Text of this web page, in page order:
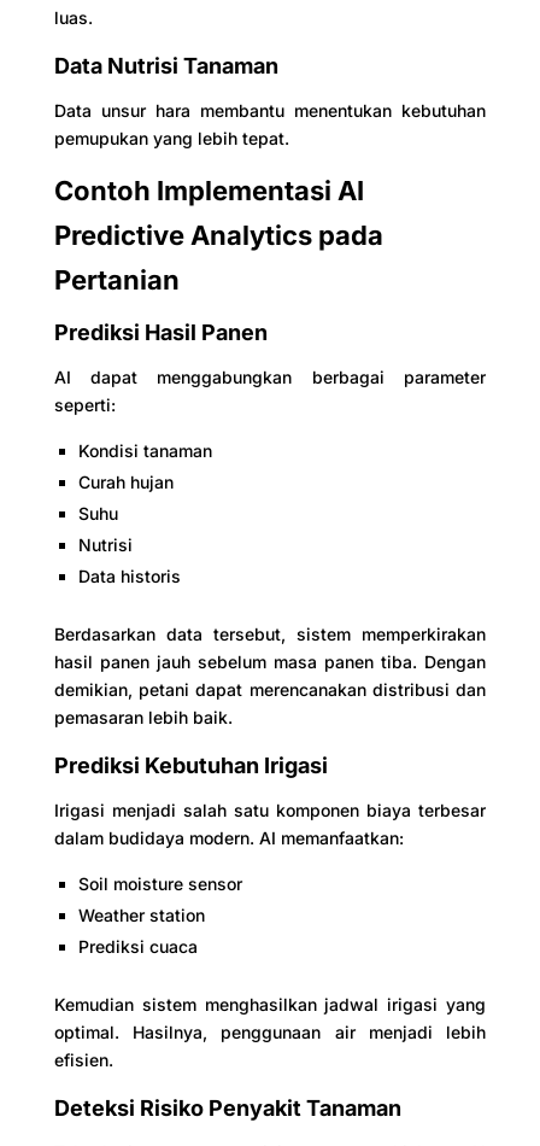
luas.
Data Nutrisi Tanaman
Data unsur hara membantu menentukan kebutuhan
pemupukan yang lebih tepat.
Contoh Implementasi AI
Predictive Analytics pada
Pertanian
Prediksi Hasil Panen
AI dapat menggabungkan berbagai parameter
seperti:
Kondisi tanaman
Curah hujan
Suhu
Nutrisi
Data historis
Berdasarkan data tersebut, sistem memperkirakan
hasil panen jauh sebelum masa panen tiba. Dengan
demikian, petani dapat merencanakan distribusi dan
pemasaran lebih baik.
Prediksi Kebutuhan Irigasi
Irigasi menjadi salah satu komponen biaya terbesar
dalam budidaya modern. AI memanfaatkan:
Soil moisture sensor
Weather station
Prediksi cuaca
Kemudian sistem menghasilkan jadwal irigasi yang
optimal. Hasilnya, penggunaan air menjadi lebih
efisien.
Deteksi Risiko Penyakit Tanaman